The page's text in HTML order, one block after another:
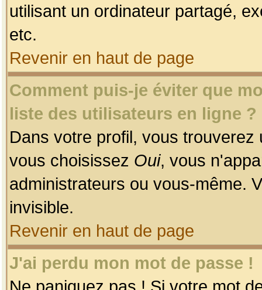
utilisant un ordinateur partagé,
etc.
Revenir en haut de page
Comment puis-je éviter que
liste des utilisateurs en ligne ?
Dans votre profil, vous
vous choisissez Oui, vous
administrateurs ou vous-même.
invisible.
Revenir en haut de page
J'ai perdu mon mot de passe !